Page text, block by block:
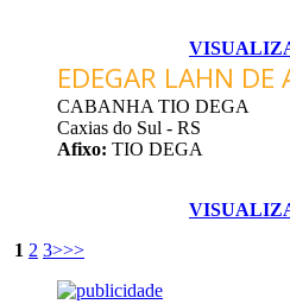
EDEGAR LAHN DE
CABANHA TIO DEGA
Caxias do Sul - RS
Afixo: TIO DEGA
1 2 3>>>